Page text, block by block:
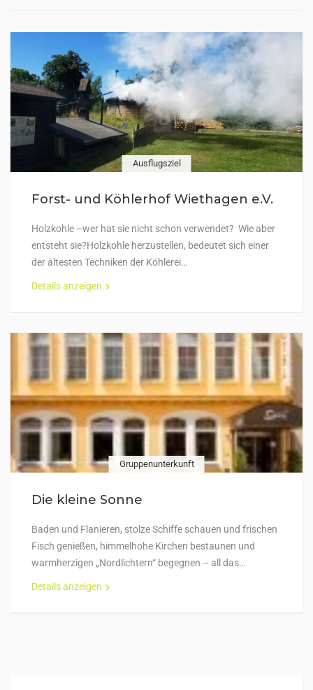
Ausflugsziel
Forst- und Köhlerhof Wiethagen e.V.
Holzkohle –wer hat sie nicht schon verwendet? Wie aber
entsteht sie?Holzkohle herzustellen, bedeutet sich einer
der ältesten Techniken der Köhlerei…
Details anzeigen
Gruppenunterkunft
Die kleine Sonne
Baden und Flanieren, stolze Schiffe schauen und frischen
Fisch genießen, himmelhohe Kirchen bestaunen und
warmherzigen „Nordlichtern“ begegnen – all das…
Details anzeigen